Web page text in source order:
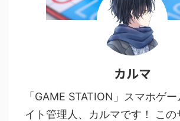
カルマ
「GAME STATION」スマホゲ
イト管理人、カルマです！ この